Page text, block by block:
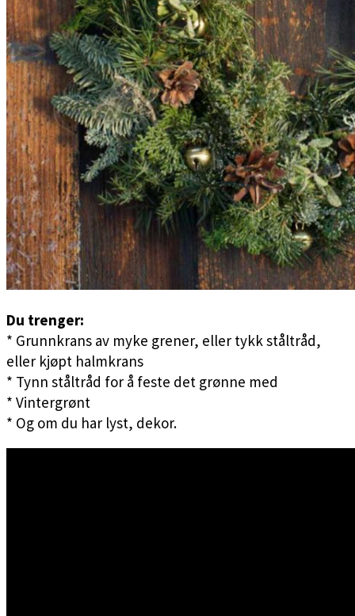
Du trenger:
* Grunnkrans av myke grener, eller tykk ståltråd,
eller kjøpt halmkrans
* Tynn ståltråd for å feste det grønne med
* Vintergrønt
* Og om du har lyst, dekor.